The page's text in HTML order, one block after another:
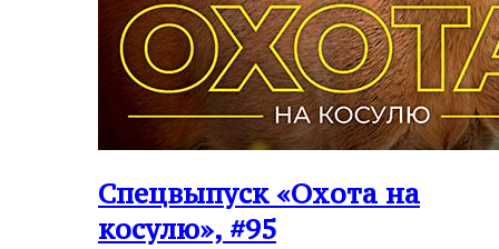
Спецвыпуск «Охота на
косулю», #95